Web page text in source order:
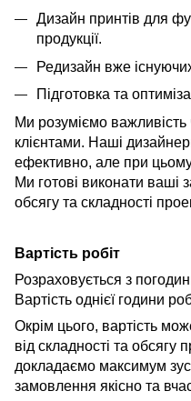
Дизайн принтів для
продукції.
Редизайн вже
Підготовка та
Ми розуміємо важливість
клієнтами. Наші
ефективно, але при
Ми готові виконати ваші
обсягу та складності
Вартість робіт
Розраховується з
Вартість однієї години
Окрім цього, вартість
від складності та обсягу
докладаємо максимум
замовлення якісно та